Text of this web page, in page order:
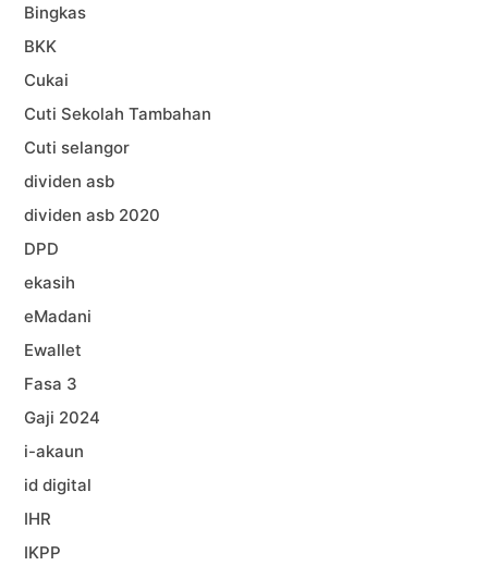
Bingkas
BKK
Cukai
Cuti Sekolah Tambahan
Cuti selangor
dividen asb
dividen asb 2020
DPD
ekasih
eMadani
Ewallet
Fasa 3
Gaji 2024
i-akaun
id digital
IHR
IKPP